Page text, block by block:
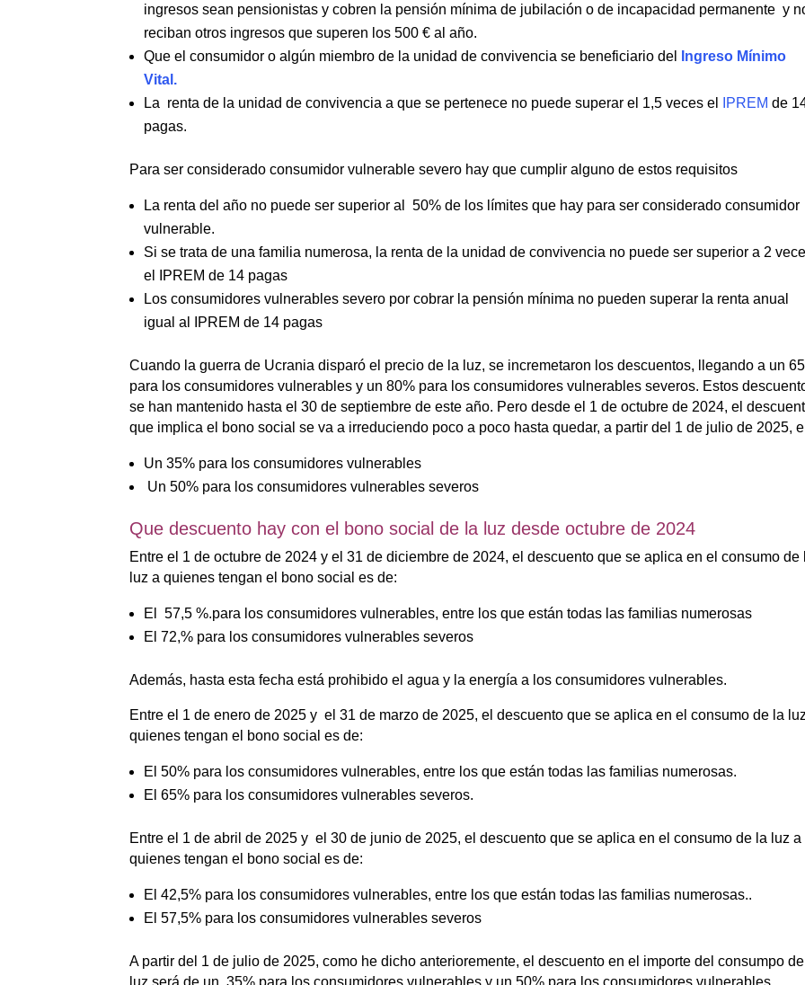
ingresos sean pensionistas y cobren la pensión mínima de jubilación o de incapacidad permanente y
reciban otros ingresos que superen los 500 € al año.
Que el consumidor o algún miembro de la unidad de convivencia se beneficiario del
Ingreso Mínimo
Vital.
La renta de la unidad de convivencia a que se pertenece no puede superar el 1,5 veces el
IPREM de
pagas.
Para ser considerado consumidor vulnerable severo hay que cumplir alguno de estos requisitos
La renta del año no puede ser superior al 50% de los límites que hay para ser considerado consumidor
vulnerable.
Si se trata de una familia numerosa, la renta de la unidad de convivencia no puede ser superior a 2
el IPREM de 14 pagas
Los consumidores vulnerables severo por cobrar la pensión mínima no pueden superar la renta anual
igual al IPREM de 14 pagas
Cuando la guerra de Ucrania disparó el precio de la luz, se incremetaron los descuentos, llegando a un
para los consumidores vulnerables y un 80% para los consumidores vulnerables severos. Estos
se han mantenido hasta el 30 de septiembre de este año. Pero desde el 1 de octubre de 2024, el
que implica el bono social se va a irreduciendo poco a poco hasta quedar, a partir del 1 de julio de 2025,
Un 35% para los consumidores vulnerables
Un 50% para los consumidores vulnerables severos
Que descuento hay con el bono social de la luz desde octubre de 2024
Entre el 1 de octubre de 2024 y el 31 de diciembre de 2024, el descuento que se aplica en el consumo de
luz a quienes tengan el bono social es de:
El 57,5 %.para los consumidores vulnerables, entre los que están todas las familias numerosas
El 72,% para los consumidores vulnerables severos
Además, hasta esta fecha está prohibido el agua y la energía a los consumidores vulnerables.
Entre el 1 de enero de 2025 y el 31 de marzo de 2025, el descuento que se aplica en el consumo de la
quienes tengan el bono social es de:
El 50% para los consumidores vulnerables, entre los que están todas las familias numerosas.
El 65% para los consumidores vulnerables severos.
Entre el 1 de abril de 2025 y el 30 de junio de 2025, el descuento que se aplica en el consumo de la luz a
quienes tengan el bono social es de:
El 42,5% para los consumidores vulnerables, entre los que están todas las familias numerosas..
El 57,5% para los consumidores vulnerables severos
A partir del 1 de julio de 2025, como he dicho anterioremente, el descuento en el importe del consumpo de
luz será de un 35% para los consumidores vulnerables y un 50% para los consumidores vulnerables